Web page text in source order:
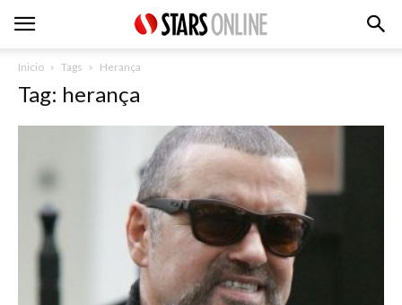
Inicio Tags Herança
Tag: herança